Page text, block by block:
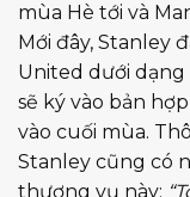
mùa Hè tới và
Mới đây, Stanley
United dưới
sẽ ký vào bản
vào cuối mùa.
Stanley cũng có
thương vụ này: